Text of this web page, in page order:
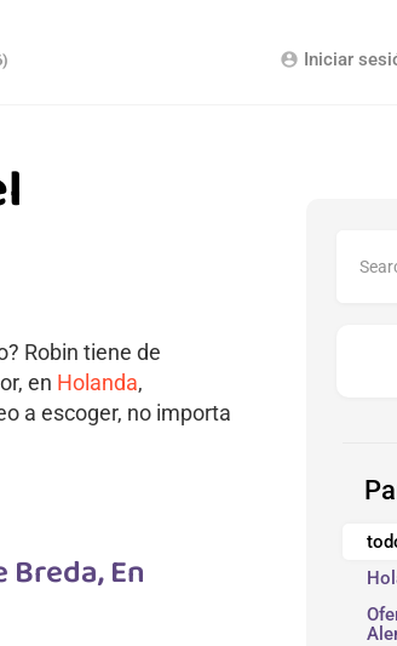
account_circle Iniciar
Robin tiene de
en Holanda,
a escoger, no importa
En